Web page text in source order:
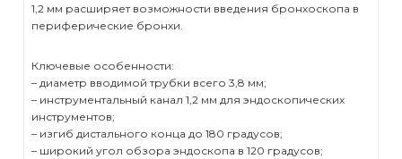
1,2 мм расширяет возможности введения бронхоскопа в
периферические бронхи.
Ключевые особенности:
– диаметр вводимой трубки всего 3,8 мм;
– инструментальный канал 1,2 мм для эндоскопических
инструментов;
– изгиб дистального конца до 180 градусов;
– широкий угол обзора эндоскопа в 120 градусов;